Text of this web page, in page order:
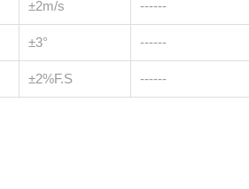
±2m/s ------
±3° ------
±2%F.S ------